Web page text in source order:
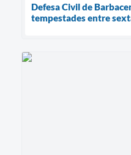
Defesa Civil de
tempestades entre